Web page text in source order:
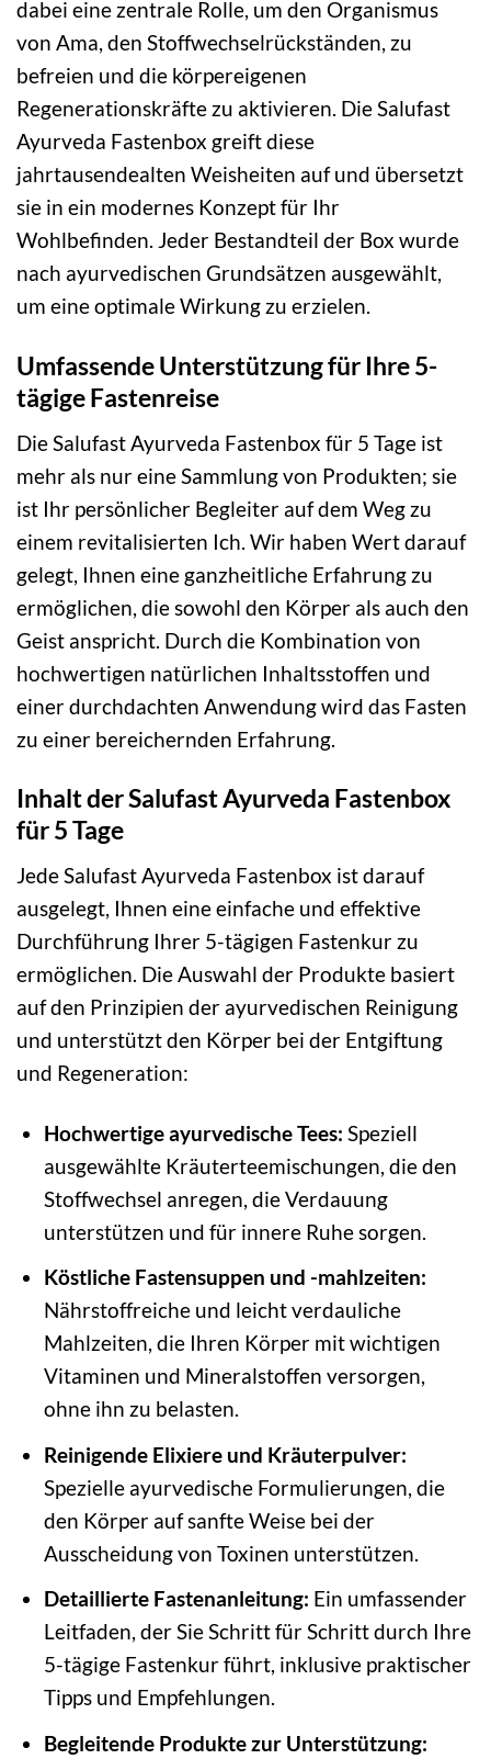
dabei eine zentrale Rolle, um den Organismus
von Ama, den Stoffwechselrückständen, zu
befreien und die körpereigenen
Regenerationskräfte zu aktivieren. Die Salufast
Ayurveda Fastenbox greift diese
jahrtausendealten Weisheiten auf und übersetzt
sie in ein modernes Konzept für Ihr
Wohlbefinden. Jeder Bestandteil der Box wurde
nach ayurvedischen Grundsätzen ausgewählt,
um eine optimale Wirkung zu erzielen.
Umfassende Unterstützung für Ihre 5-
tägige Fastenreise
Die Salufast Ayurveda Fastenbox für 5 Tage ist
mehr als nur eine Sammlung von Produkten; sie
ist Ihr persönlicher Begleiter auf dem Weg zu
einem revitalisierten Ich. Wir haben Wert darauf
gelegt, Ihnen eine ganzheitliche Erfahrung zu
ermöglichen, die sowohl den Körper als auch den
Geist anspricht. Durch die Kombination von
hochwertigen natürlichen Inhaltsstoffen und
einer durchdachten Anwendung wird das Fasten
zu einer bereichernden Erfahrung.
Inhalt der Salufast Ayurveda Fastenbox
für 5 Tage
Jede Salufast Ayurveda Fastenbox ist darauf
ausgelegt, Ihnen eine einfache und effektive
Durchführung Ihrer 5-tägigen Fastenkur zu
ermöglichen. Die Auswahl der Produkte basiert
auf den Prinzipien der ayurvedischen Reinigung
und unterstützt den Körper bei der Entgiftung
und Regeneration:
Hochwertige ayurvedische Tees: Speziell
ausgewählte Kräuterteemischungen, die den
Stoffwechsel anregen, die Verdauung
unterstützen und für innere Ruhe sorgen.
Köstliche Fastensuppen und -mahlzeiten:
Nährstoffreiche und leicht verdauliche
Mahlzeiten, die Ihren Körper mit wichtigen
Vitaminen und Mineralstoffen versorgen,
ohne ihn zu belasten.
Reinigende Elixiere und Kräuterpulver:
Spezielle ayurvedische Formulierungen, die
den Körper auf sanfte Weise bei der
Ausscheidung von Toxinen unterstützen.
Detaillierte Fastenanleitung: Ein umfassender
Leitfaden, der Sie Schritt für Schritt durch Ihre
5-tägige Fastenkur führt, inklusive praktischer
Tipps und Empfehlungen.
Begleitende Produkte zur Unterstützung: